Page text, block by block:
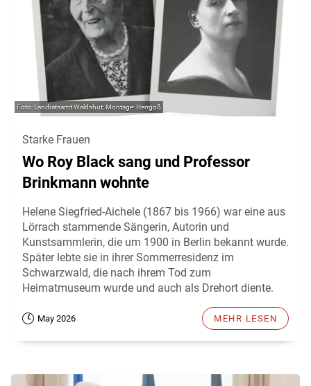
Landratsamt Waldshut; Montage: Herrgoß
Starke Frauen
Wo Roy Black sang und Professor
Brinkmann wohnte
Helene Siegfried-Aichele (1867 bis 1966) war eine aus
Lörrach stammende Sängerin, Autorin und
Kunstsammlerin, die um 1900 in Berlin bekannt wurde.
Später lebte sie in ihrer Sommerresidenz im
Schwarzwald, die nach ihrem Tod zum
Heimatmuseum wurde und auch als Drehort diente.
May 2026 MEHR LESEN